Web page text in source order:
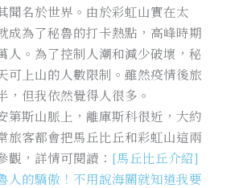
聞名於世界。由於彩虹山實在太
成為了秘魯的打卡熱點，高峰時期
人。為了控制人潮和減少破壞，秘
可上山的人數限制。雖然疫情後旅
，但我依然覺得人很多。
第斯山脈上，離庫斯科很近，大約
旅客都會把馬丘比丘和彩虹山這兩
觀，詳情可閱讀： [馬丘比丘介紹]
人的驕傲！不用說海關就知道我要